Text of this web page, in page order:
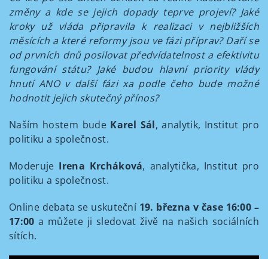
změny a kde se jejich dopady teprve projeví? Jaké
kroky už vláda připravila k realizaci v nejbližších
měsících a které reformy jsou ve fázi příprav?Daří se
od prvních dnů posilovat předvídatelnost a efektivitu
fungování státu? Jaké budou hlavní priority vlády
hnutí ANO v další fázi xa podle čeho bude možné
hodnotit jejich skutečný přínos?
Naším hostem bude Karel Sál, analytik, Institut pro
politiku a společnost.
Moderuje Irena Krcháková, analytička, Institut pro
politiku a společnost.
Online debata se uskuteční 19. března v čase 16:00 –
17:00 a můžete ji sledovat živě na našich sociálních
sítích.